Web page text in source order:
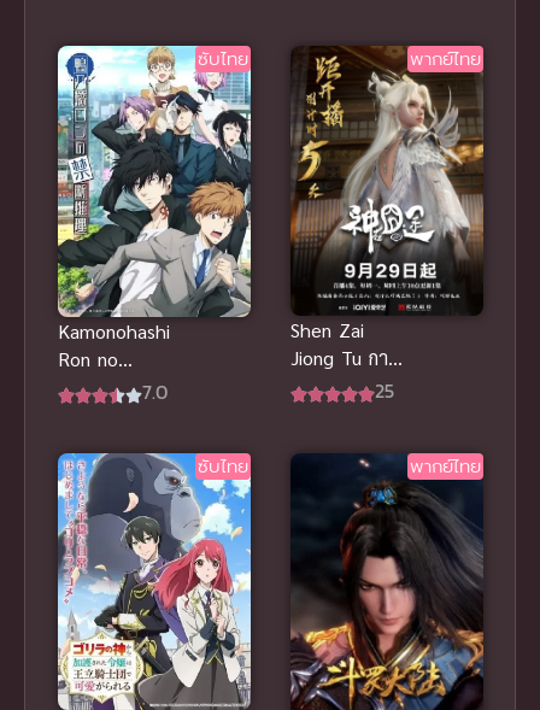
วัฒนธรรมกับ
สาวเกม
เซ็นเตอร์
รักผจญภัยใต้
สมุทร
ซับไทย
Kamonohashi
Ron no
Kindan Suiri
โนะฮาชิ รอน
ภาค 2
7.0
พากย์ไทย
Shen Zai
Jiong Tu การ
เดินทางของ25
ซับไทย พากย์ไทย